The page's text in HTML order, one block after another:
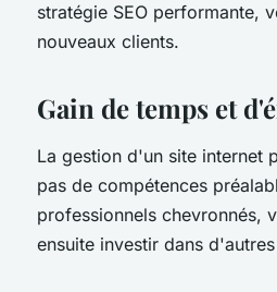
stratégie SEO performante,
nouveaux clients.
Gain de temps et
La gestion d'un site internet
pas de compétences
professionnels chevronnés,
ensuite investir dans